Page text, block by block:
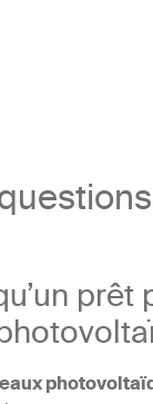
prêt